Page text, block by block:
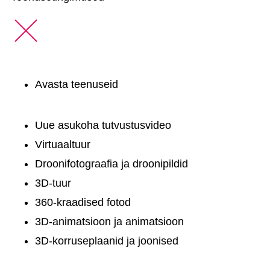
Avasta teenuseid
Uue asukoha tutvustusvideo
Virtuaaltuur
Droonifotograafia ja droonipildid
3D-tuur
360-kraadised fotod
3D-animatsioon ja animatsioon
3D-korruseplaanid ja joonised